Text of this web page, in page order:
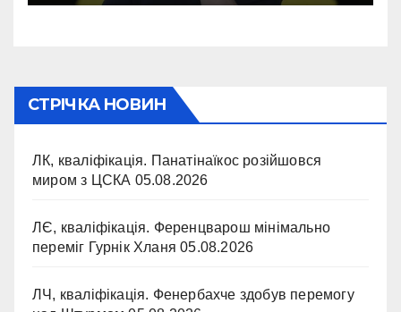
СТРІЧКА НОВИН
ЛК, кваліфікація. Панатінаїкос розійшовся
миром з ЦСКА 05.08.2026
ЛЄ, кваліфікація. Ференцварош мінімально
переміг Гурнік Хланя 05.08.2026
ЛЧ, кваліфікація. Фенербахче здобув перемогу